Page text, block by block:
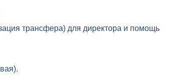
трансфера) для директора и помощь